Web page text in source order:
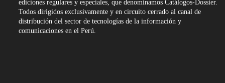
ediciones regulares y especiales, que denominamos Catálogos-Dossier.
Todos dirigidos exclusivamente y en circuito cerrado al canal de
distribución del sector de tecnologías de la información y
comunicaciones en el Perú.